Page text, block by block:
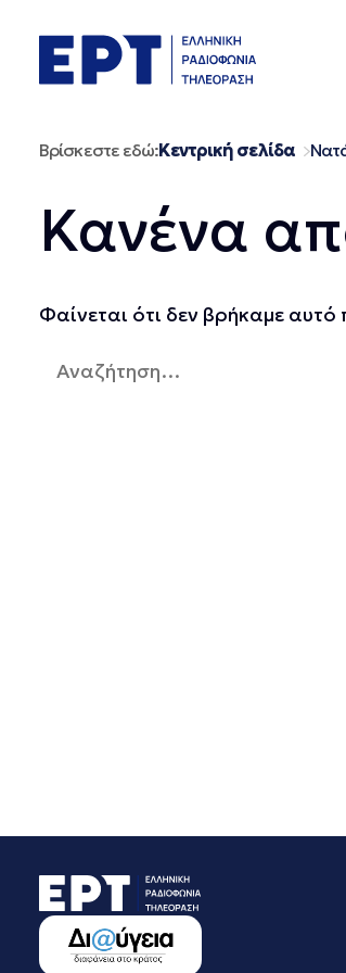
περιεχόμενο
Βρίσκεστε εδώ:Κεντρική σελίδα
Κανένα
Φαίνεται ότι δεν βρήκαμε
για: